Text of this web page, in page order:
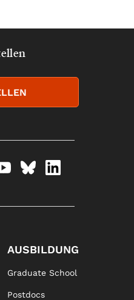
AUSBILDUNG
Graduate School
Postdocs